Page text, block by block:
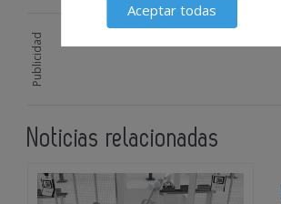
Publicidad
Noticias relacionadas
Aceptar todas